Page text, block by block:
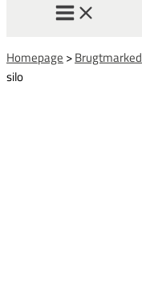
Homepage >Brugtmarked
silo